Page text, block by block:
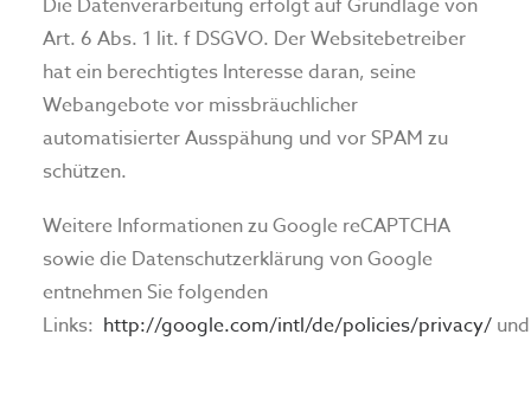
Die Datenverarbeitung erfolgt auf Grundlage von
Art. 6 Abs. 1 lit. f DSGVO. Der Websitebetreiber
hat ein berechtigtes Interesse daran, seine
Webangebote vor missbräuchlicher
automatisierter Ausspähung und vor SPAM zu
schützen.
Weitere Informationen zu Google reCAPTCHA
sowie die Datenschutzerklärung von Google
entnehmen Sie folgenden
Links: http://google.com/intl/de/policies/privacy/